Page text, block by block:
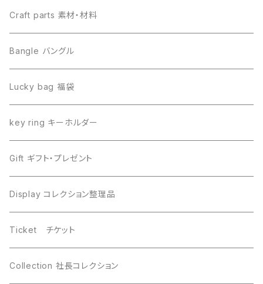
Canyon Diablo キャニオンディアブロ
Imilac イミラック
Henbury ヘンブリー
Dronino ドロニノ
Moldavite モルダバイト
Seymchan セイムチャン
WireWrapping ワイヤーラッピング
Gebel Kamil ゲベルカミル
Sericho セリコ
Libyan desert glass リビアングラス
Seymchan セイムチャン
Imilac イミラック
Moldavite モルダバイト
Dronino ドロニノ
Brahin ブラヒン
Uruacu ウルアク
Craft parts 素材・材料
Bangle バングル
Lucky bag 福袋
key ring キーホルダー
Gift ギフト・プレゼント
Display コレクション整理品
Ticket チケット
Collection 社長コレクション